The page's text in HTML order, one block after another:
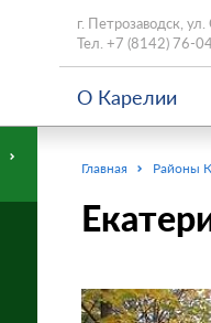
г. Петрозаводск,
Тел. +7 (8142) 76-
О Карелии
Главная Районы